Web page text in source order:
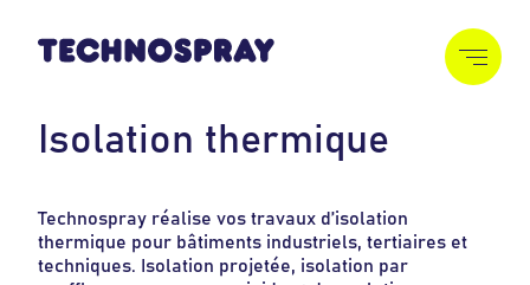
solation t hermique
Technospray réalise vos travaux d’isolation
thermique pour bâtiments industriels, tertiaires et
techniques. Isolation projetée, isolation par